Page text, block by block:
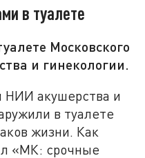
в туалете
Московского
и гинекологии.
НИИ акушерства и
в туалете
жизни. Как
«МК: срочные